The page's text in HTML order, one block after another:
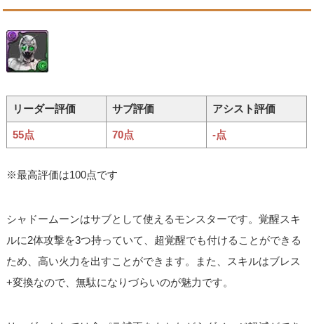
リーダー評価 サブ評価 アシスト評価
55点 70点 -点
※最高評価は100点です
シャドームーンはサブとして使えるモンスターです。覚醒スキ
ルに2体攻撃を3つ持っていて、超覚醒でも付けることができる
ため、高い火力を出すことができます。また、スキルはブレス
+変換なので、無駄になりづらいのが魅力です。